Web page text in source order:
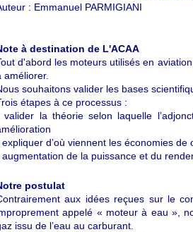
: Emmanuel PARMIGIANI
à destination de L'ACAA
d'abord les moteurs utilisés en
améliorer.
souhaitons valider les bases
étapes à ce processus :
valider la théorie selon laquelle
expliquer d’où viennent les économies
augmentation de la puissance et du
postulat
aux idées reçues sur le
appelé « moteur à eau »,
issu de l’eau au carburant.